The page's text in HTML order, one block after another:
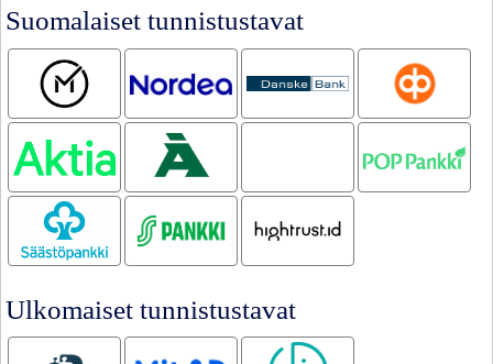
Suomalaiset tunnistustavat
Mobiilivarmenne OP
Aktia Ålandsbanken
Säästöpankki S-pankki
Ulkomaiset tunnistustavat
Bank ID MitID Smart ID